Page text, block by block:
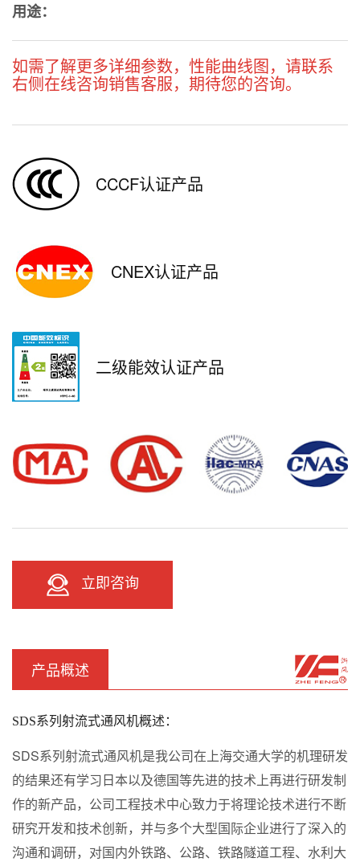
用途：
如需了解更多详细参数，性能曲线图，请联系
右侧在线咨询销售客服，期待您的咨询。
CCCF认证产品
CNEX认证产品
二级能效认证产品
立即咨询
产品概述
SDS系列射流式通风机概述：
SDS系列射流式通风机是我公司在上海交通大学的机理研发
的结果还有学习日本以及德国等先进的技术上再进行研发制
作的新产品，公司工程技术中心致力于将理论技术进行不断
研究开发和技术创新，并与多个大型国际企业进行了深入的
沟通和调研，对国内外铁路、公路、铁路隧道工程、水利大